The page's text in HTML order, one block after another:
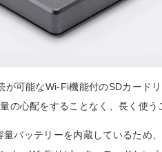
が可能なWi-Fi機能付のSDカード
の心配をすることなく、長く使う
バッテリーを内蔵しているため